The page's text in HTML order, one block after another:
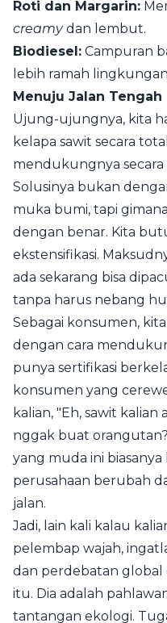
Roti dan Margarin:
creamydan lembut.
Biodiesel: Campuran
lebih ramah
Menuju Jalan Tengah
Ujung-ujungnya, kita
kelapa sawit secara
mendukungnya
Solusinya bukan
muka bumi, tapi
dengan benar. Kita
ekstensifikasi.
ada sekarang bisa
tanpa harus nebang
Sebagai konsumen,
dengan cara
punya sertifikasi
konsumen yang
kalian, "Eh, sawit kalian
nggak buat
yang muda ini
perusahaan berubah
jalan.
Jadi, lain kali kalau
pelembap wajah,
dan perdebatan global
itu. Dia adalah
tantangan ekologi.